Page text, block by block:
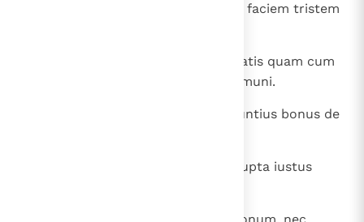
Ventus aquilo parturit pluvias, et faciem tristem
Melius est sedere in angulo domatis quam cum
muliere litigiosa et in domo communi.
Aqua frigida animae sitienti et nuntius bonus de
Fons turbatus pede et vena corrupta iustus